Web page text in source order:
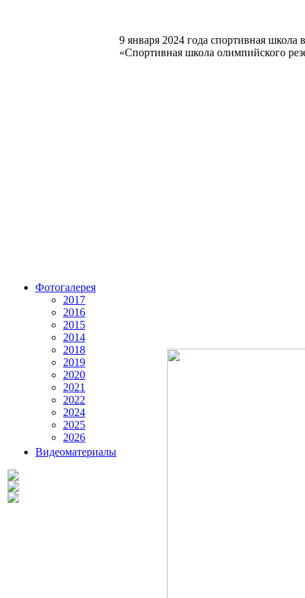
Фотогалерея
2017
2016
2015
2014
2018
2019
2020
2021
2022
2024
2025
2026
Видеоматериалы
9 января 2024 года спортивная
«Спортивная школа олимпийского